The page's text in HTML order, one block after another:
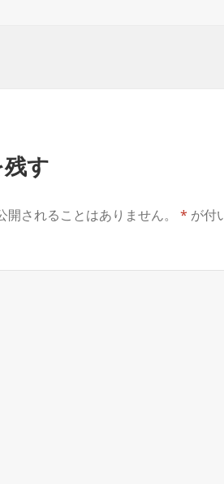
す
されることはありません。 * が付